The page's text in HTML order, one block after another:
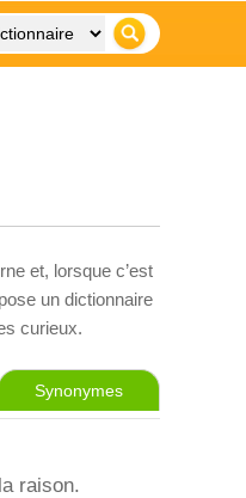
et, lorsque c’est
un dictionnaire
curieux.
Synonymes
raison.